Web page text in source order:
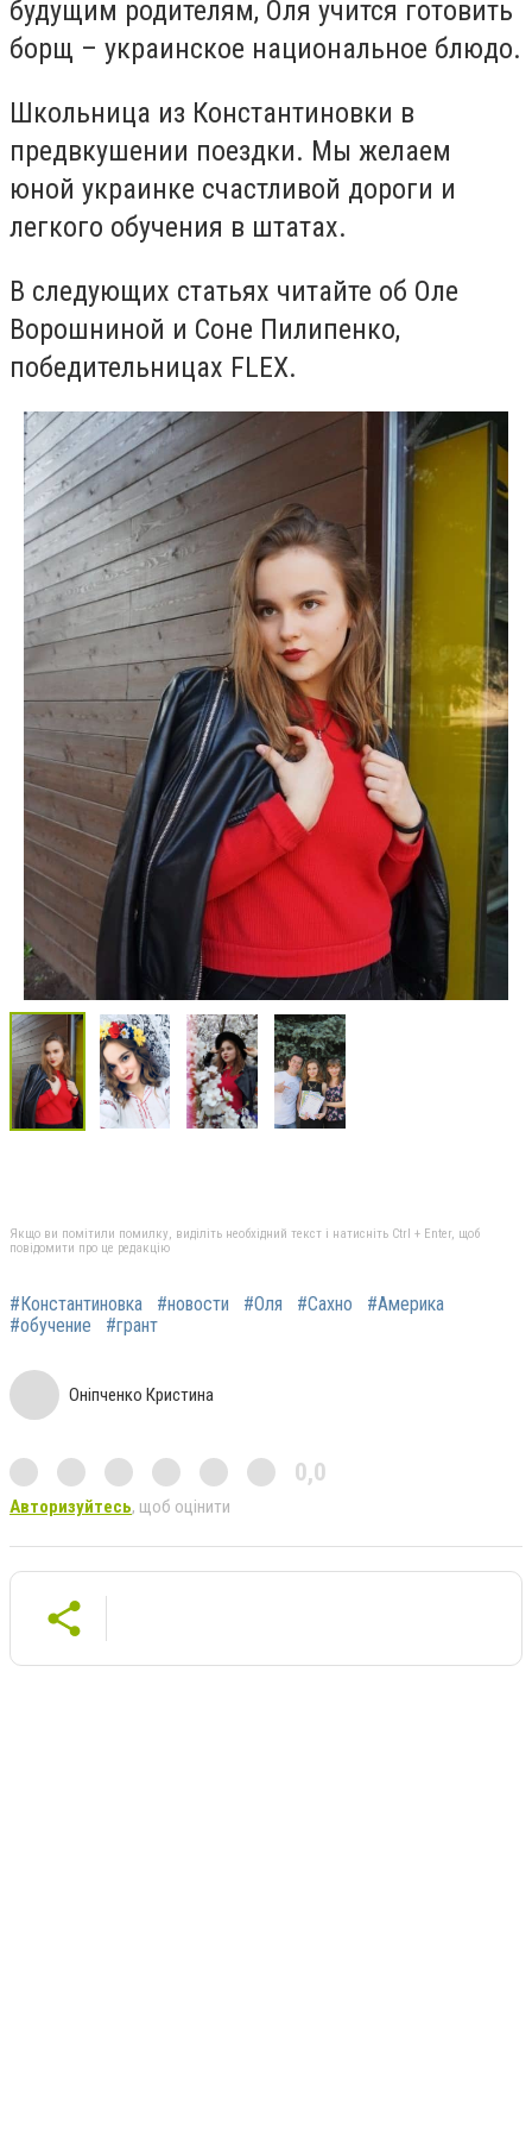
будущим родителям, Оля учится готовить
борщ – украинское национальное блюдо.
Школьница из Константиновки в
предвкушении поездки. Мы желаем
юной украинке счастливой дороги и
легкого обучения в штатах.
В следующих статьях читайте об Оле
Ворошниной и Соне Пилипенко,
победительницах FLEX.
Якщо ви помітили помилку, виділіть необхідний текст і натисніть Ctrl + Enter, щоб
повідомити про це редакцію
#Константиновка #новости #Оля #Сахно
#Америка
#обучение
#грант
Оніпченко Кристина
0,0
Авторизуйтесь, щоб оцінити